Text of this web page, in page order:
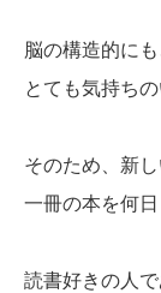
脳の構造的に
とても気持ちの
そのため、新
一冊の本を何
読書好きの人